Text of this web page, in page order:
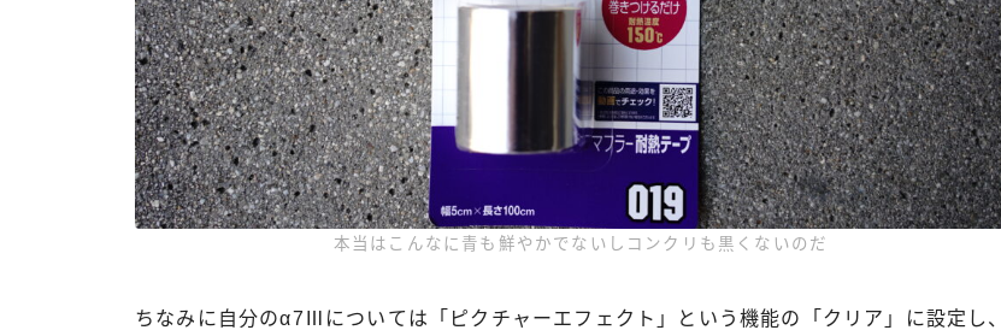
本当はこんなに青も鮮やかでないしコンクリも黒くないのだ
ちなみに自分のα7Ⅲについては「ピクチャーエフェクト」という機能の「クリア」に設定し、